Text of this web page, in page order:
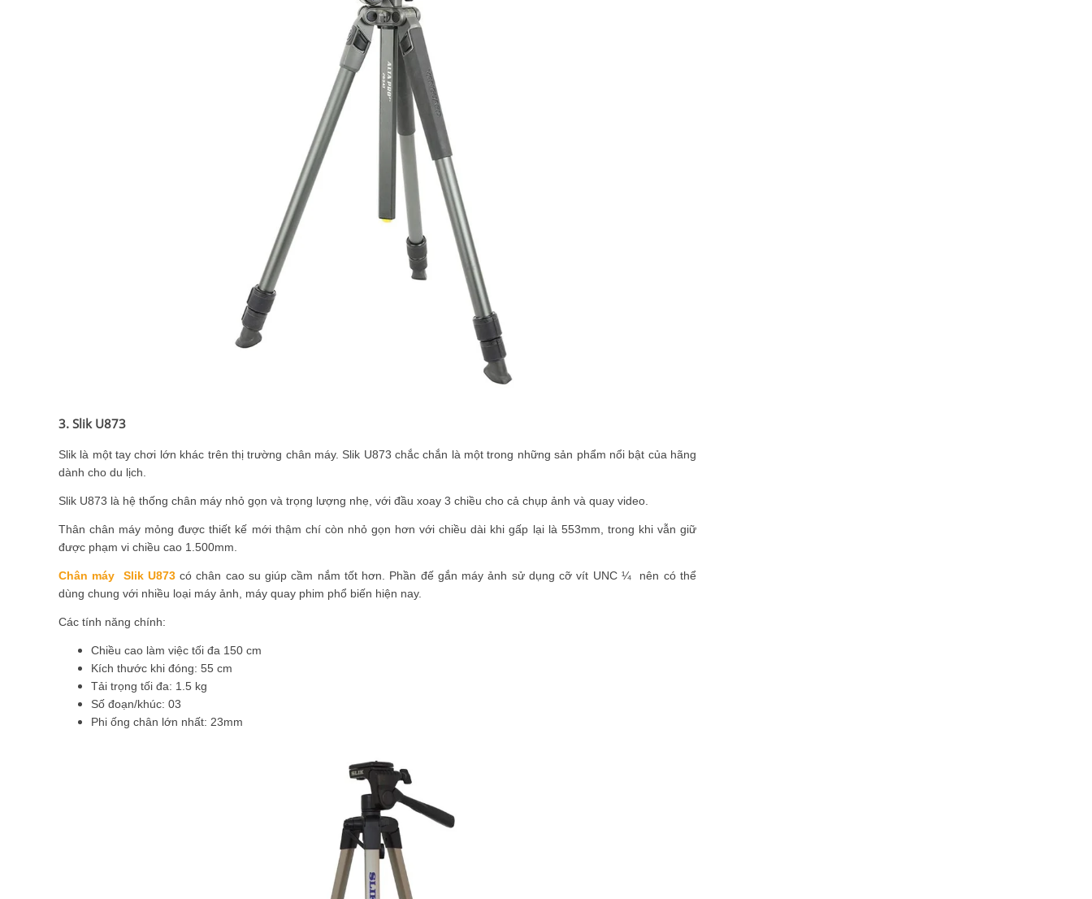
3. Slik U873
Slik là một tay chơi lớn khác trên thị trường chân máy. Slik U873 chắc chắn là một trong những sản phẩm nổi bật của hãng
dành cho du lịch.
Slik U873 là hệ thống chân máy nhỏ gọn và trọng lượng nhẹ, với đầu xoay 3 chiều cho cả chụp ảnh và quay video.
Thân chân máy mỏng được thiết kế mới thậm chí còn nhỏ gọn hơn với chiều dài khi gấp lại là 553mm, trong khi vẫn giữ
được phạm vi chiều cao 1.500mm.
Chân máy Slik U873 có chân cao su giúp cầm nắm tốt hơn. Phần đế gắn máy ảnh sử dụng cỡ vít UNC ¼ nên có thể
dùng chung với nhiều loại máy ảnh, máy quay phim phổ biến hiện nay.
Các tính năng chính:
Chiều cao làm việc tối đa 150 cm
Kích thước khi đóng: 55 cm
Tải trọng tối đa: 1.5 kg
Số đoạn/khúc: 03
Phi ống chân lớn nhất: 23mm